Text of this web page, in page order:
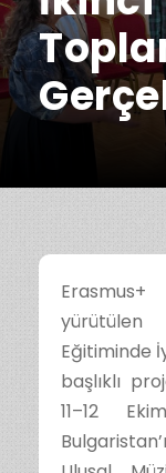
Eğitiminde
başlıklı
11–12